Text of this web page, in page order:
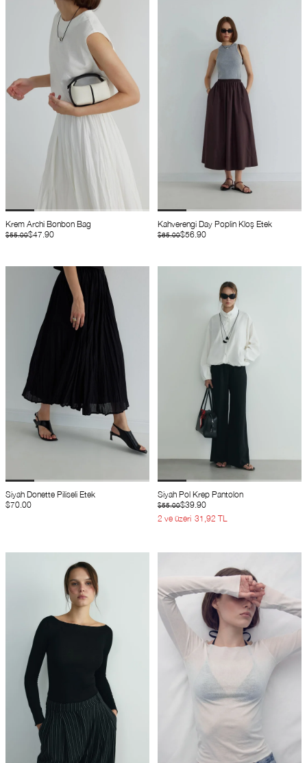
Krem Archi Bonbon Bag
$47.90
$55.00
Kahverengi Day Poplin Kloş Etek
$56.90
$65.00
Siyah Donette Piliseli Etek
$70.00
Siyah Pol Krep Pantolon
$39.90
$55.00
2 ve üzeri 31,92 TL